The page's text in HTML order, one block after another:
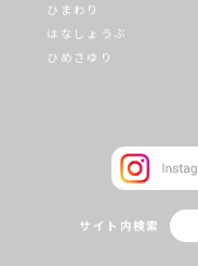
ひまわり
はなしょうぶ
ひめさゆり
サイト内検索